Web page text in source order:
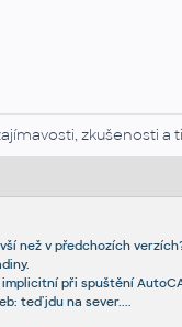
zkušenosti a
než v předchozích
při spuštění
teď jdu na sever....